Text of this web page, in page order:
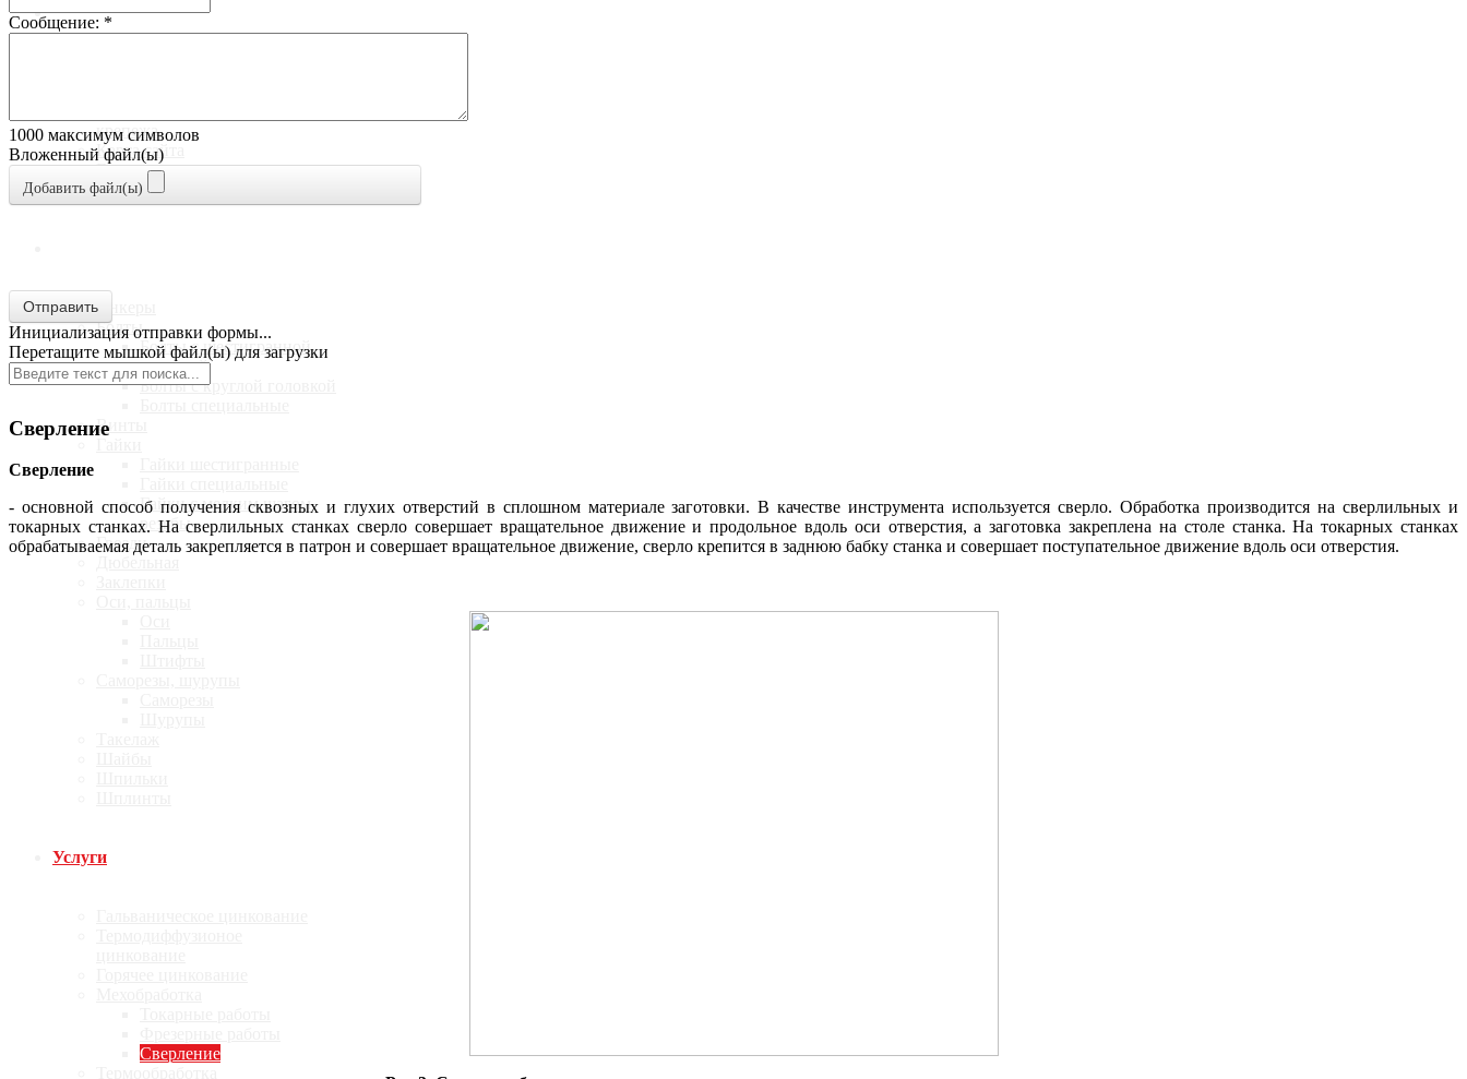
О компании
крепежа
Карта сайта
Галерея продукции
Статьи
Анкеры
Болты
Болты с шестигранной
головкой
Болты с круглой головкой
Винты
Гайки с мелким шагом
резьбы
Гвозди
Услуги
Сверление
Сообщение: *
1000 максимум символов
Вложенный файл(ы)
Добавить файл(ы)
Отправить
Инициализация отправки формы...
Перетащите мышкой файл(ы) для загрузки
Сверление
Сверление
- основной способ получения сквозных и глухих отверстий в сплошном материале заготовки. В качестве инструмента используется сверло. Обработка производится на сверлильных и
токарных станках. На сверлильных станках сверло совершает вращательное движение и продольное вдоль оси отверстия, а заготовка закреплена на столе станка. На токарных станках
обрабатываемая деталь закрепляется в патрон и совершает вращательное движение, сверло крепится в заднюю бабку станка и совершает поступательное движение вдоль оси отверстия.